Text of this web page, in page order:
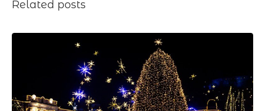
Related posts